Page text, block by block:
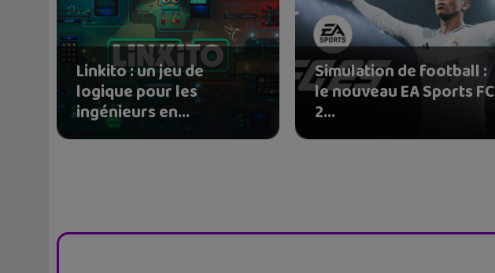
Linkito : un jeu de
logique pour les
ingénieurs en...
Simulation de football :
le nouveau EA Sports FC
2...